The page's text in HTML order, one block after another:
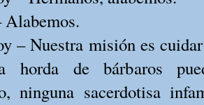
Alabemos.
– Nuestra misión es
horda de bárbaros
ninguna sacerdotisa